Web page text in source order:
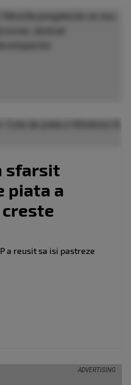
sfarsit
piata a
creste
a reusit sa isi pastreze